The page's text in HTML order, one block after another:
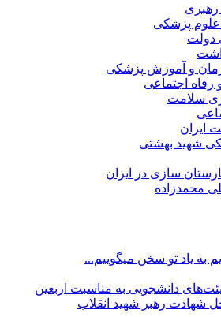
پزشکی
دولت
و آموزش پزشکی
رفاه اجتماعی
سلامت
ایران
شهید بهشتی
سازی در ایران
محمدزاده
به یاد تو سخن میگوییم...
دانشجویی به مناسبت اربعین
شهادت رهبر شهید انقلاب